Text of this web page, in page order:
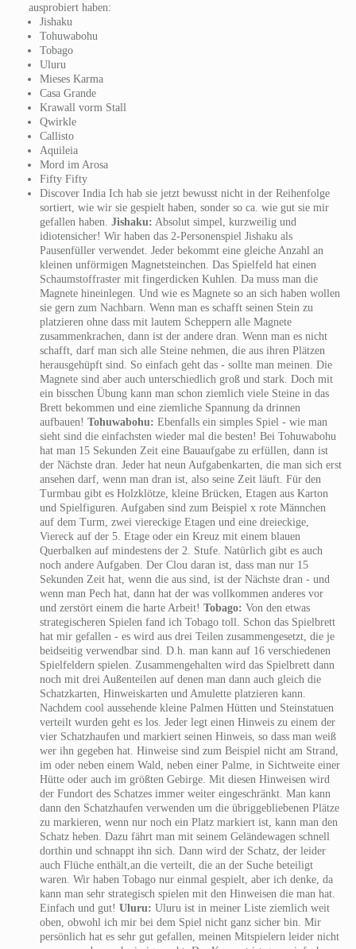
ausprobiert haben:
Jishaku
Tohuwabohu
Tobago
Uluru
Mieses Karma
Casa Grande
Krawall vorm Stall
Qwirkle
Callisto
Aquileia
Mord im Arosa
Fifty Fifty
Discover India Ich hab sie jetzt bewusst nicht in der Reihenfolge
sortiert, wie wir sie gespielt haben, sonder so ca. wie gut sie mir
gefallen haben. Jishaku: Absolut simpel, kurzweilig und
idiotensicher! Wir haben das 2-Personenspiel Jishaku als
Pausenfüller verwendet. Jeder bekommt eine gleiche Anzahl an
kleinen unförmigen Magnetsteinchen. Das Spielfeld hat einen
Schaumstoffraster mit fingerdicken Kuhlen. Da muss man die
Magnete hineinlegen. Und wie es Magnete so an sich haben wollen
sie gern zum Nachbarn. Wenn man es schafft seinen Stein zu
platzieren ohne dass mit lautem Scheppern alle Magnete
zusammenkrachen, dann ist der andere dran. Wenn man es nicht
schafft, darf man sich alle Steine nehmen, die aus ihren Plätzen
herausgehüpft sind. So einfach geht das - sollte man meinen. Die
Magnete sind aber auch unterschiedlich groß und stark. Doch mit
ein bisschen Übung kann man schon ziemlich viele Steine in das
Brett bekommen und eine ziemliche Spannung da drinnen
aufbauen! Tohuwabohu: Ebenfalls ein simples Spiel - wie man
sieht sind die einfachsten wieder mal die besten! Bei Tohuwabohu
hat man 15 Sekunden Zeit eine Bauaufgabe zu erfüllen, dann ist
der Nächste dran. Jeder hat neun Aufgabenkarten, die man sich erst
ansehen darf, wenn man dran ist, also seine Zeit läuft. Für den
Turmbau gibt es Holzklötze, kleine Brücken, Etagen aus Karton
und Spielfiguren. Aufgaben sind zum Beispiel x rote Männchen
auf dem Turm, zwei viereckige Etagen und eine dreieckige,
Viereck auf der 5. Etage oder ein Kreuz mit einem blauen
Querbalken auf mindestens der 2. Stufe. Natürlich gibt es auch
noch andere Aufgaben. Der Clou daran ist, dass man nur 15
Sekunden Zeit hat, wenn die aus sind, ist der Nächste dran - und
wenn man Pech hat, dann hat der was vollkommen anderes vor
und zerstört einem die harte Arbeit! Tobago: Von den etwas
strategischeren Spielen fand ich Tobago toll. Schon das Spielbrett
hat mir gefallen - es wird aus drei Teilen zusammengesetzt, die je
beidseitig verwendbar sind. D.h. man kann auf 16 verschiedenen
Spielfeldern spielen. Zusammengehalten wird das Spielbrett dann
noch mit drei Außenteilen auf denen man dann auch gleich die
Schatzkarten, Hinweiskarten und Amulette platzieren kann.
Nachdem cool aussehende kleine Palmen Hütten und Steinstatuen
verteilt wurden geht es los. Jeder legt einen Hinweis zu einem der
vier Schatzhaufen und markiert seinen Hinweis, so dass man weiß
wer ihn gegeben hat. Hinweise sind zum Beispiel nicht am Strand,
im oder neben einem Wald, neben einer Palme, in Sichtweite einer
Hütte oder auch im größten Gebirge. Mit diesen Hinweisen wird
der Fundort des Schatzes immer weiter eingeschränkt. Man kann
dann den Schatzhaufen verwenden um die übriggebliebenen Plätze
zu markieren, wenn nur noch ein Platz markiert ist, kann man den
Schatz heben. Dazu fährt man mit seinem Geländewagen schnell
dorthin und schnappt ihn sich. Dann wird der Schatz, der leider
auch Flüche enthält,an die verteilt, die an der Suche beteiligt
waren. Wir haben Tobago nur einmal gespielt, aber ich denke, da
kann man sehr strategisch spielen mit den Hinweisen die man hat.
Einfach und gut! Uluru: Uluru ist in meiner Liste ziemlich weit
oben, obwohl ich mir bei dem Spiel nicht ganz sicher bin. Mir
persönlich hat es sehr gut gefallen, meinen Mitspielern leider nicht